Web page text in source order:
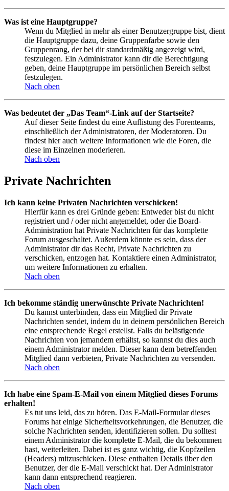
Was ist eine Hauptgruppe?
Wenn du Mitglied in mehr als einer Benutzergruppe bist, dient
die Hauptgruppe dazu, deine Gruppenfarbe sowie den
Gruppenrang, der bei dir standardmäßig angezeigt wird,
festzulegen. Ein Administrator kann dir die Berechtigung
geben, deine Hauptgruppe im persönlichen Bereich selbst
festzulegen.
Nach oben
Was bedeutet der „Das Team“-Link auf der Startseite?
Auf dieser Seite findest du eine Auflistung des Forenteams,
einschließlich der Administratoren, der Moderatoren. Du
findest hier auch weitere Informationen wie die Foren, die
diese im Einzelnen moderieren.
Nach oben
Private Nachrichten
Ich kann keine Privaten Nachrichten verschicken!
Hierfür kann es drei Gründe geben: Entweder bist du nicht
registriert und / oder nicht angemeldet, oder die Board-
Administration hat Private Nachrichten für das komplette
Forum ausgeschaltet. Außerdem könnte es sein, dass der
Administrator dir das Recht, Private Nachrichten zu
verschicken, entzogen hat. Kontaktiere einen Administrator,
um weitere Informationen zu erhalten.
Nach oben
Ich bekomme ständig unerwünschte Private Nachrichten!
Du kannst unterbinden, dass ein Mitglied dir Private
Nachrichten sendet, indem du in deinem persönlichen Bereich
eine entsprechende Regel erstellst. Falls du belästigende
Nachrichten von jemandem erhältst, so kannst du dies auch
einem Administrator melden. Dieser kann dem betreffenden
Mitglied dann verbieten, Private Nachrichten zu versenden.
Nach oben
Ich habe eine Spam-E-Mail von einem Mitglied dieses Forums
erhalten!
Es tut uns leid, das zu hören. Das E-Mail-Formular dieses
Forums hat einige Sicherheitsvorkehrungen, die Benutzer, die
solche Nachrichten senden, identifizieren sollen. Du solltest
einem Administrator die komplette E-Mail, die du bekommen
hast, weiterleiten. Dabei ist es ganz wichtig, die Kopfzeilen
(Headers) mitzuschicken. Diese enthalten Details über den
Benutzer, der die E-Mail verschickt hat. Der Administrator
kann dann entsprechend reagieren.
Nach oben